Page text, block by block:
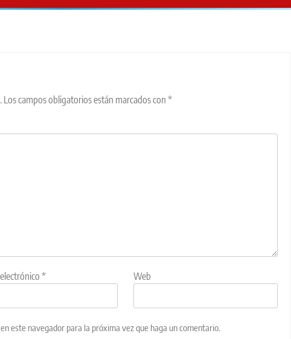
Los campos obligatorios están marcados con *
* Web
este navegador para la próxima vez que haga un comentario.